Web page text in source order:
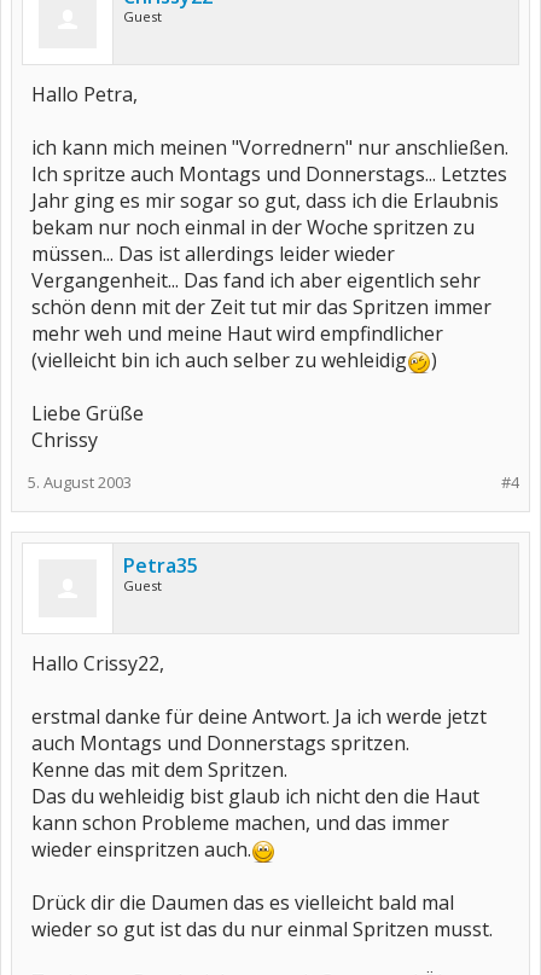
Guest
Hallo Petra,
ich kann mich meinen "Vorrednern" nur anschließen.
Ich spritze auch Montags und Donnerstags... Letztes
Jahr ging es mir sogar so gut, dass ich die Erlaubnis
bekam nur noch einmal in der Woche spritzen zu
müssen... Das ist allerdings leider wieder
Vergangenheit... Das fand ich aber eigentlich sehr
schön denn mit der Zeit tut mir das Spritzen immer
mehr weh und meine Haut wird empfindlicher
(vielleicht bin ich auch selber zu wehleidig
)
Liebe Grüße
Chrissy
#4
5. August 2003
Petra35
Guest
Hallo Crissy22,
erstmal danke für deine Antwort. Ja ich werde jetzt
auch Montags und Donnerstags spritzen.
Kenne das mit dem Spritzen.
Das du wehleidig bist glaub ich nicht den die Haut
kann schon Probleme machen, und das immer
wieder einspritzen auch.
Drück dir die Daumen das es vielleicht bald mal
wieder so gut ist das du nur einmal Spritzen musst.